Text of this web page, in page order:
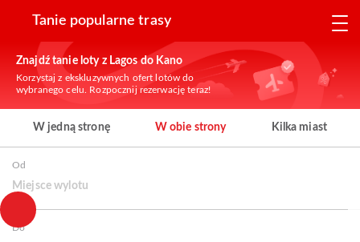
Tanie popularne trasy
Znajdź tanie loty z Lagos do Kano
Korzystaj z ekskluzywnych ofert lotów do
wybranego celu. Rozpocznij rezerwację teraz!
W jedną stronę W obie strony Kilka miast
Od
Miejsce wylotu
Do